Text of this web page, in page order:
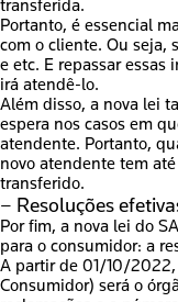
transferida.
Portanto, é essencial
com o cliente. Ou seja,
e etc. E repassar essas
irá atendê-lo.
Além disso, a nova lei
espera nos casos em
atendente. Portanto,
novo atendente tem até
transferido.
– Resoluções
Por fim, a nova lei do
para o consumidor: a
A partir de 01/10/2022,
Consumidor) será o